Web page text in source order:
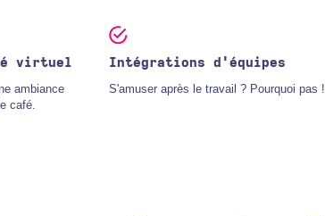
virtuel
ambiance
café.
Intégrations d'équipes
S'amuser après le travail ? Pourquoi pas !